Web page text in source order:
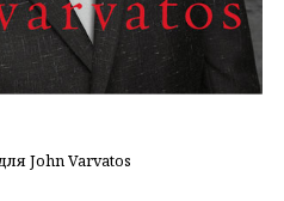
John Varvatos